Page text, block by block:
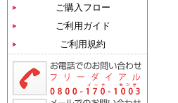
ご購入フロー
ご利用ガイド
ご利用規約